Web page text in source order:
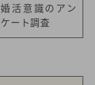
婚活意識のアン
ケート調査